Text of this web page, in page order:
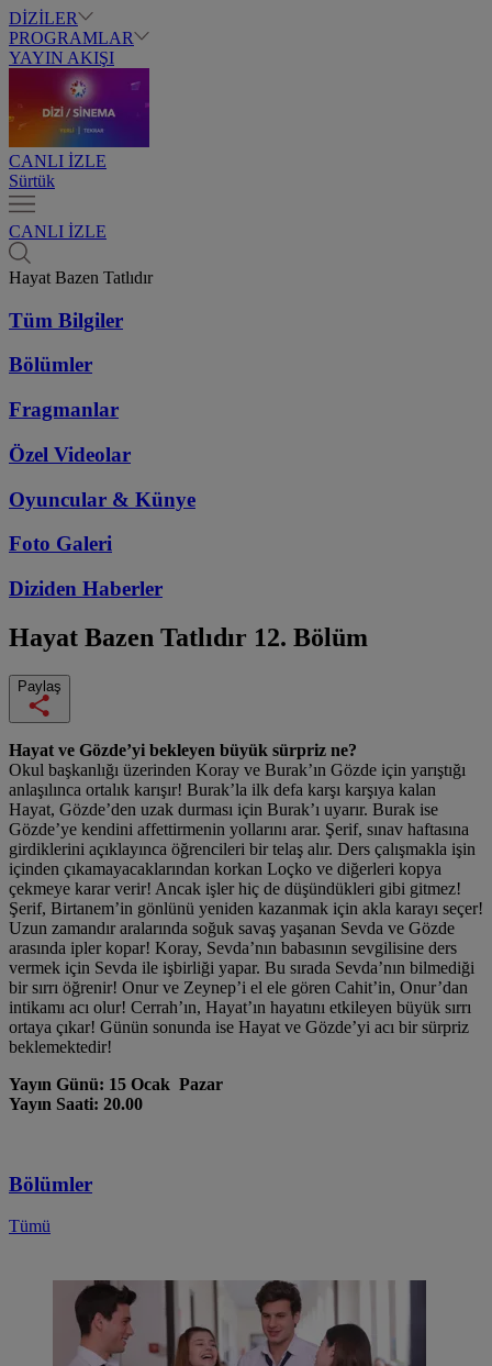
DİZİLER
PROGRAMLAR
YAYIN AKIŞI
CANLI İZLE
Sürtük
CANLI İZLE
Hayat Bazen Tatlıdır
Tüm Bilgiler
Bölümler
Fragmanlar
Özel Videolar
Oyuncular & Künye
Foto Galeri
Diziden Haberler
Hayat Bazen Tatlıdır 12. Bölüm
Paylaş
Hayat ve Gözde’yi bekleyen büyük sürpriz ne?
Okul başkanlığı üzerinden Koray ve Burak’ın Gözde için yarıştığı
anlaşılınca ortalık karışır! Burak’la ilk defa karşı karşıya kalan
Hayat, Gözde’den uzak durması için Burak’ı uyarır. Burak ise
Gözde’ye kendini affettirmenin yollarını arar. Şerif, sınav haftasına
girdiklerini açıklayınca öğrencileri bir telaş alır. Ders çalışmakla işin
içinden çıkamayacaklarından korkan Loçko ve diğerleri kopya
çekmeye karar verir! Ancak işler hiç de düşündükleri gibi gitmez!
Şerif, Birtanem’in gönlünü yeniden kazanmak için akla karayı seçer!
Uzun zamandır aralarında soğuk savaş yaşanan Sevda ve Gözde
arasında ipler kopar! Koray, Sevda’nın babasının sevgilisine ders
vermek için Sevda ile işbirliği yapar. Bu sırada Sevda’nın bilmediği
bir sırrı öğrenir! Onur ve Zeynep’i el ele gören Cahit’in, Onur’dan
intikamı acı olur! Cerrah’ın, Hayat’ın hayatını etkileyen büyük sırrı
ortaya çıkar! Günün sonunda ise Hayat ve Gözde’yi acı bir sürpriz
beklemektedir!
Yayın Günü: 15 Ocak Pazar
Yayın Saati: 20.00
Bölümler
Tümü